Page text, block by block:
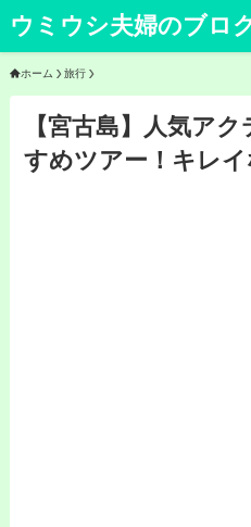
ウミウシ夫婦のブロ
ホーム 旅行
【宮古島】人気ア
すめツアー！キレイ